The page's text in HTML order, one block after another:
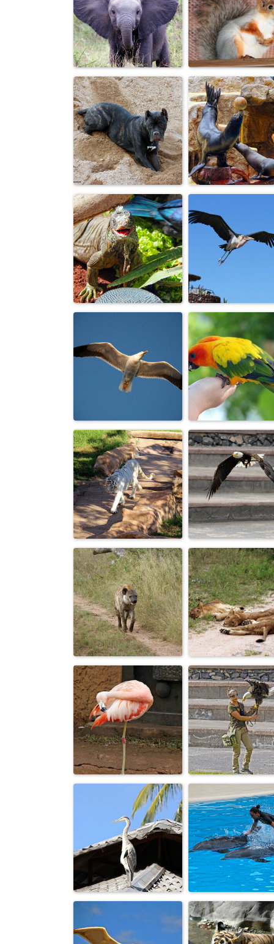
Гордо реет... Друзья.
Пусть мама
услышит, пусть
мама придет...
Белка
поет...
Хозяйка
песчаного
карьера.
Вот такой он
душка...
Свободная и
гордая, хозяйка
волн морс...
КрасавчЕГ.
Хозяйской
походкой.
На посадку...
Обходит
владенья свои.
Поели,
можно и
Цвета розовых
закатов...
орлов.